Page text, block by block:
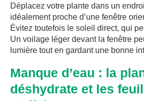
Déplacez votre plante dans un
idéalement proche d’une fenêtre
Évitez toutefois le soleil direct, qui
Un voilage léger devant la fenêtre
lumière tout en gardant une bonne
Manque d’eau : la
déshydrate et les